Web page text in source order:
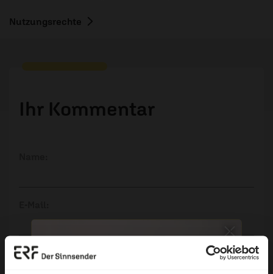
Nutzungsrechte
Ihr Kommentar
Die E-Mail-Adresse wird nicht veröffentlicht.